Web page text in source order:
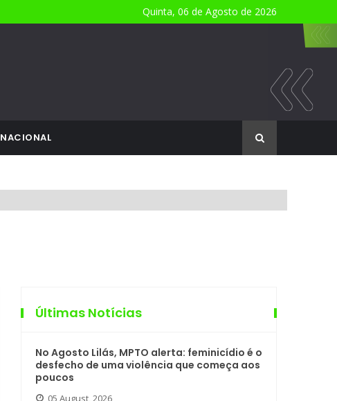
Quinta, 06 de Agosto de 2026
NACIONAL
Últimas Notícias
No Agosto Lilás, MPTO alerta: feminicídio é o
desfecho de uma violência que começa aos
poucos
05 August, 2026